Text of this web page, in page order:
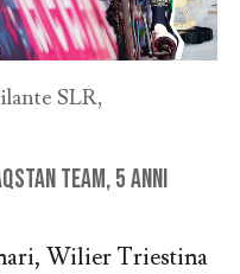
SLR,
Team, 5 anni
Wilier Triestina